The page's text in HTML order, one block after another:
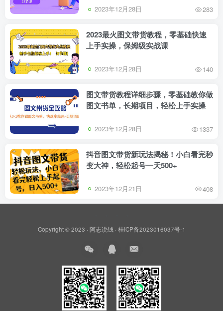
2023年12月28日 283
2023最火图文带货教程，零基础快速
上手实操，保姆级实战课
2023年12月28日 140
图文带货教程详细步骤，零基础教你做
图文书单，长期项目，轻松上手实操
2023年12月28日 1337
抖音图文带货新玩法揭秘！小白看完秒
变大神，轻松起号一天500+
2023年12月21日 408
Copyright © 2023 · 阿志说钱 · 桂ICP备2023016037号-1